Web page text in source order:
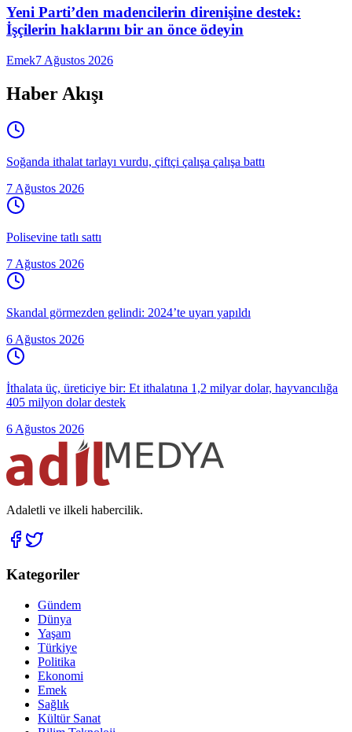
Yeni Parti’den madencilerin direnişine destek:
İşçilerin haklarını bir an önce ödeyin
Emek7 Ağustos 2026
Haber Akışı
Soğanda ithalat tarlayı vurdu, çiftçi çalışa çalışa battı
7 Ağustos 2026
Polisevine tatlı sattı
7 Ağustos 2026
Skandal görmezden gelindi: 2024’te uyarı yapıldı
6 Ağustos 2026
İthalata üç, üreticiye bir: Et ithalatına 1,2 milyar dolar, hayvancılığa
405 milyon dolar destek
6 Ağustos 2026
Adaletli ve ilkeli habercilik.
Kategoriler
Gündem
Dünya
Yaşam
Türkiye
Politika
Ekonomi
Emek
Sağlık
Kültür Sanat